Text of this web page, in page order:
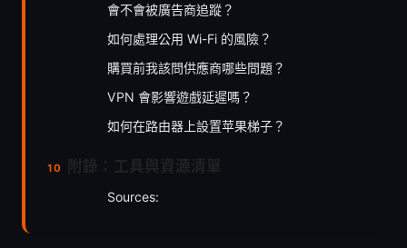
會不會被廣告商追蹤？
如何處理公用 Wi-Fi 的風險？
購買前我該問供應商哪些問題？
VPN 會影響遊戲延遲嗎？
如何在路由器上設置苹果梯子？
Sources: